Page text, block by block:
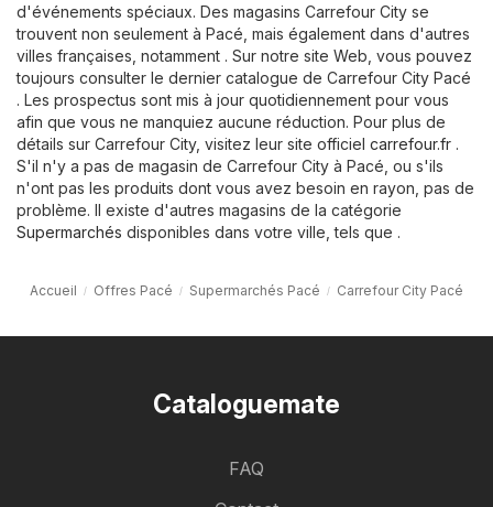
d'événements spéciaux. Des magasins Carrefour City se
trouvent non seulement à Pacé, mais également dans d'autres
villes françaises, notamment . Sur notre site Web, vous pouvez
toujours consulter le dernier catalogue de Carrefour City Pacé
. Les prospectus sont mis à jour quotidiennement pour vous
afin que vous ne manquiez aucune réduction. Pour plus de
détails sur Carrefour City, visitez leur site officiel carrefour.fr .
S'il n'y a pas de magasin de Carrefour City à Pacé, ou s'ils
n'ont pas les produits dont vous avez besoin en rayon, pas de
problème. Il existe d'autres magasins de la catégorie
Supermarchés disponibles dans votre ville, tels que .
Accueil Offres Pacé Supermarchés Pacé Carrefour City Pacé
Cataloguemate
FAQ